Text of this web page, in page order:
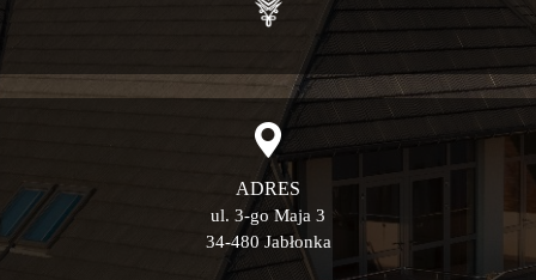
ADRES
ul. 3-go Maja 3
34-480 Jabłonka